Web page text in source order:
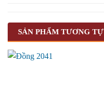
SẢN PHẨM TƯƠNG TỰ